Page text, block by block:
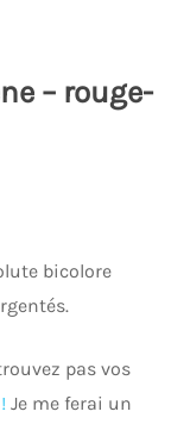
– rouge-
bicolore
pas vos
Je me ferai un